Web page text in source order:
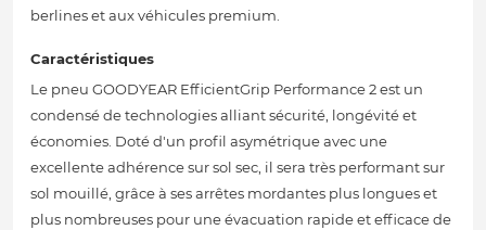
berlines et aux véhicules premium.
Caractéristiques
Le pneu GOODYEAR EfficientGrip Performance 2 est un
condensé de technologies alliant sécurité, longévité et
économies. Doté d'un profil asymétrique avec une
excellente adhérence sur sol sec, il sera très performant sur
sol mouillé, grâce à ses arrêtes mordantes plus longues et
plus nombreuses pour une évacuation rapide et efficace de